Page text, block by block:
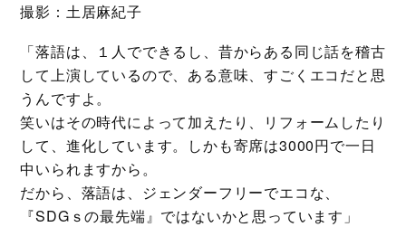
撮影：土居麻紀子
「落語は、１人でできるし、昔からある同じ話を稽古
して上演しているので、ある意味、すごくエコだと思
うんですよ。
笑いはその時代によって加えたり、リフォームしたり
して、進化しています。しかも寄席は3000円で一日
中いられますから。
だから、落語は、ジェンダーフリーでエコな、
『SDGｓの最先端』ではないかと思っています」